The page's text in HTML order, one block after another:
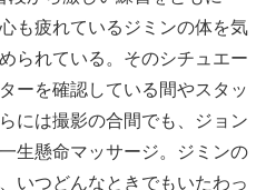
も疲れているジミンの体を気
られている。そのシチュエー
ーを確認している間やスタッ
には撮影の合間でも、ジョン
生懸命マッサージ。ジミンの
いつどんなときでもいたわっ